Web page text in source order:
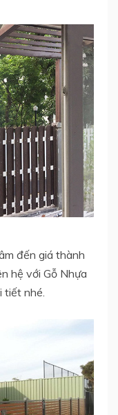
đến giá thành
hệ với Gỗ Nhựa
nhé.